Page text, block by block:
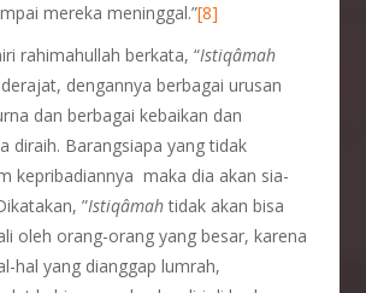
mereka meninggal.”[8]
rahimahullah berkata, “Istiqâmah
dengannya berbagai urusan
dan berbagai kebaikan dan
diraih. Barangsiapa yang tidak
kepribadiannya maka dia akan sia-
”Istiqâmahtidak akan bisa
oleh orang-orang yang besar, karena
hal yang dianggap lumrah,